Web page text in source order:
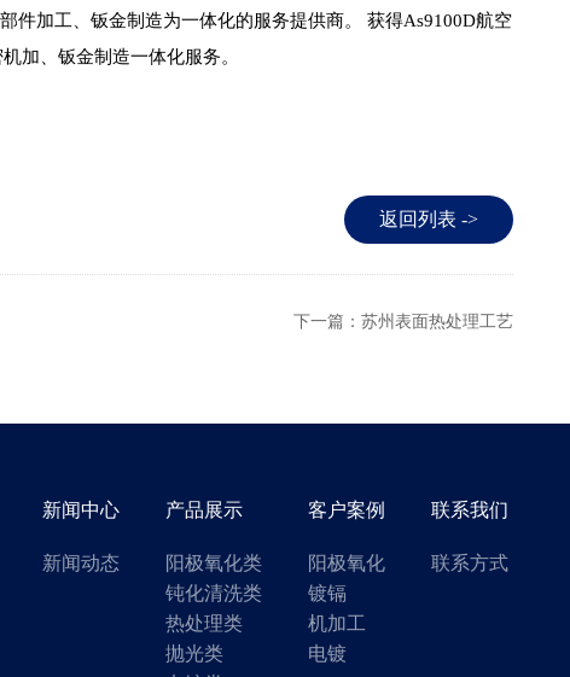
件加工、钣金制造为一体化的服务提供商。 获得As9100D航空
加、钣金制造一体化服务。
返回列表 ->
下一篇：苏州表面热处理工艺
新闻中心
新闻动态
产品展示
阳极氧化类
钝化清洗类
热处理类
抛光类
客户案例
阳极氧化
镀镉
机加工
电镀
联系我们
联系方式